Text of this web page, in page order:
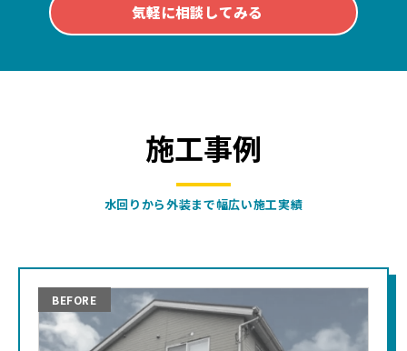
気軽に相談してみる
施工事例
水回りから外装まで幅広い施工実績
BEFORE